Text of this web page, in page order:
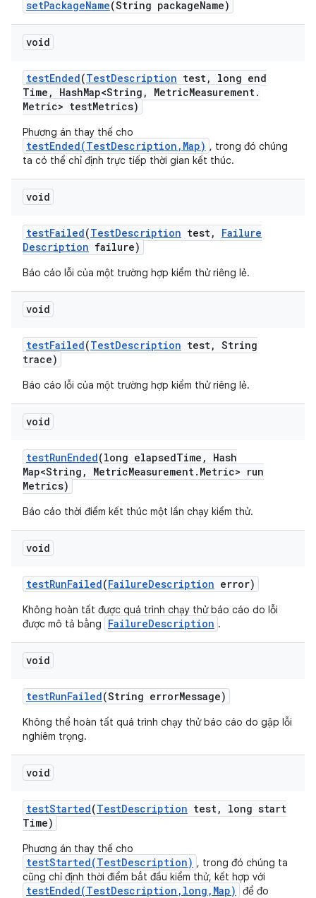
setPackageName(String packageName)
void
testEnded(TestDescription test,
long end
Time , HashMap<String , MetricMeasurement.
Metric> testMetrics)
Phương án thay thế cho
testEnded(TestDescription,Map) , trong đó chúng
ta có thể chỉ định trực tiếp thời gian kết thúc.
void
testFailed(TestDescription test,
Failure
Description failure)
Báo cáo lỗi của một trường hợp kiểm thử riêng lẻ.
void
testFailed(TestDescription test, String
trace)
Báo cáo lỗi của một trường hợp kiểm thử riêng lẻ.
void
testRunEnded(long elapsedTime ,
Hash
Map<String , MetricMeasurement. Metric> run
Metrics)
Báo cáo thời điểm kết thúc một lần chạy kiểm thử.
void
testRunFailed(FailureDescription error)
Không hoàn tất được quá trình chạy thử báo cáo do lỗi
được mô tả bằng
FailureDescription .
void
testRunFailed(String errorMessage)
Không thể hoàn tất quá trình chạy thử báo cáo do gặp lỗi
nghiêm trọng.
void
testStarted(TestDescription test,
long start
Time)
Phương án thay thế cho
testStarted(TestDescription) , trong đó chúng ta
cũng chỉ định thời điểm bắt đầu kiểm thử, kết hợp với
testEnded(TestDescription,long,Map)
để đo